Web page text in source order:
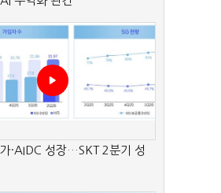
·AIDC 성장…SKT 2분기 성